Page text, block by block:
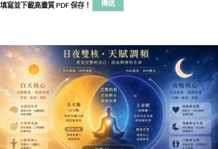
填寫並下載高畫質 PDF 保存！